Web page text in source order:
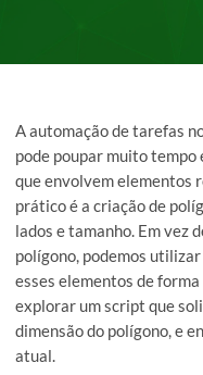
A automação de
pode poupar muito
que envolvem
prático é a criação de
lados e tamanho. Em
polígono, podemos
esses elementos de